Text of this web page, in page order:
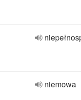
niemowa